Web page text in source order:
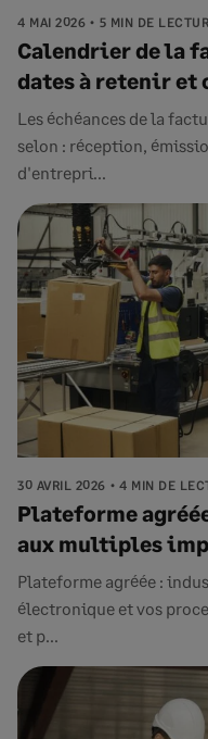
4 MAI 2026 5 MIN DE
Calendrier de la
dates à retenir
Les échéances de la
selon : réception,
d'entrepri...
30 AVRIL 2026 4 MIN DE
Plateforme
aux multiples
Plateforme agréée :
électronique et vos
et p...